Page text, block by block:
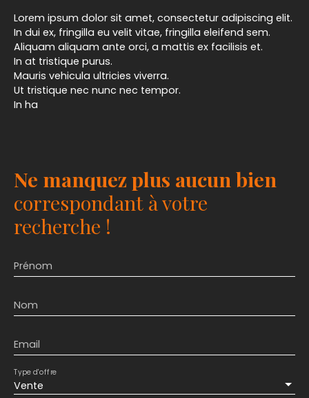
Lorem ipsum dolor sit amet, consectetur adipiscing elit.
In dui ex, fringilla eu velit vitae, fringilla eleifend sem.
Aliquam aliquam ante orci, a mattis ex facilisis et.
In at tristique purus.
Mauris vehicula ultricies viverra.
Ut tristique nec nunc nec tempor.
In ha
Ne manquez plus aucun bien
correspondant à votre
recherche !
Prénom
Nom
Email
Vente
Type d'offre